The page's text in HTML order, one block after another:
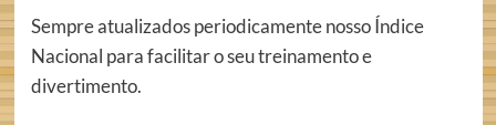
Sempre atualizados periodicamente nosso Índice
Nacional para facilitar o seu treinamento e
divertimento.